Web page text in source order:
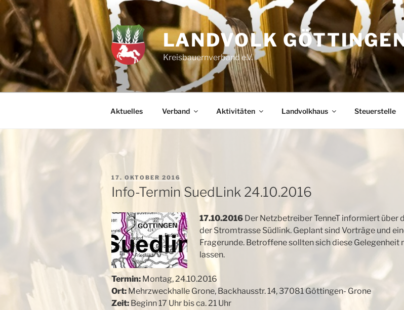
Zum
Inhalt
springen
LANDVOLK
Kreisbauernverband e.V.
Aktuelles Verband Aktivitäten Landvolkhaus Steuerstelle
VERÖFFENTLICHT
AM
17. OKTOBER 2016
Info-Termin SuedLink 24.10.2016
17.10.2016 Der Netzbetreiber TenneT informiert über
der Stromtrasse Südlink. Geplant sind Vorträge und
Fragerunde. Betroffene sollten sichdiese Gelegenheit
lassen.
Termin: Montag, 24.10.2016
Ort: Mehrzweckhalle Grone, Backhausstr. 14, 37081 Göttingen- Grone
Zeit: Beginn 17 Uhr bis ca. 21 Uhr